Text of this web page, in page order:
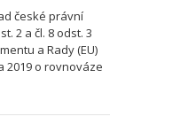
české právní
2 a čl. 8 odst. 3
a Rady (EU)
2019 o rovnováze